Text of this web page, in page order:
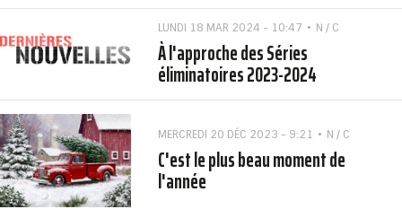
LUNDI 18 MAR 2024 - 10:47 N / C
À l'approche des Séries
éliminatoires 2023-2024
MERCREDI 20 DÉC 2023 - 9:21 N / C
C'est le plus beau moment de
l'année